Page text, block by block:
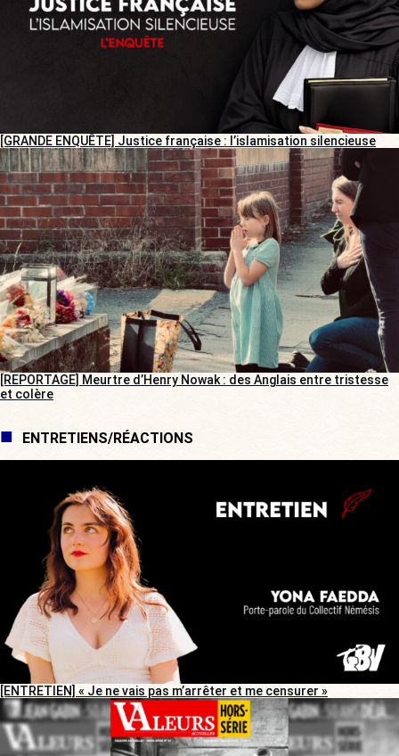
[GRANDE ENQUÊTE] Justice française : l’islamisation silencieuse
[REPORTAGE] Meurtre d’Henry Nowak : des Anglais entre tristesse
et colère
ENTRETIENS/RÉACTIONS
[ENTRETIEN] « Je ne vais pas m’arrêter et me censurer »